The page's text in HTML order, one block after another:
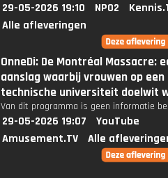
29-05-2026 19:10 NPO2
Alle afleveringen
OnneDi: De Montréal Massacre:
aanslag waarbij vrouwen op een
technische universiteit doelwit
Van dit programma is geen informatie
29-05-2026 19:07
YouTube
Amusement.TV
Alle